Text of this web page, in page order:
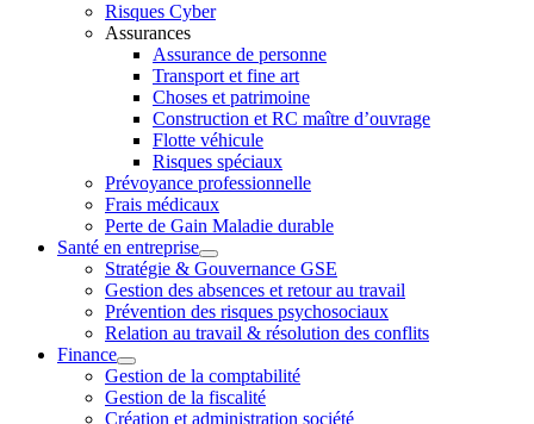
Risques Cyber
Assurances
Assurance de personne
Transport et fine art
Choses et patrimoine
Construction et RC maître d’ouvrage
Flotte véhicule
Risques spéciaux
Prévoyance professionnelle
Frais médicaux
Perte de Gain Maladie durable
Santé en entreprise
Stratégie & Gouvernance GSE
Gestion des absences et retour au travail
Prévention des risques psychosociaux
Relation au travail & résolution des conflits
Finance
Gestion de la comptabilité
Gestion de la fiscalité
Création et administration société